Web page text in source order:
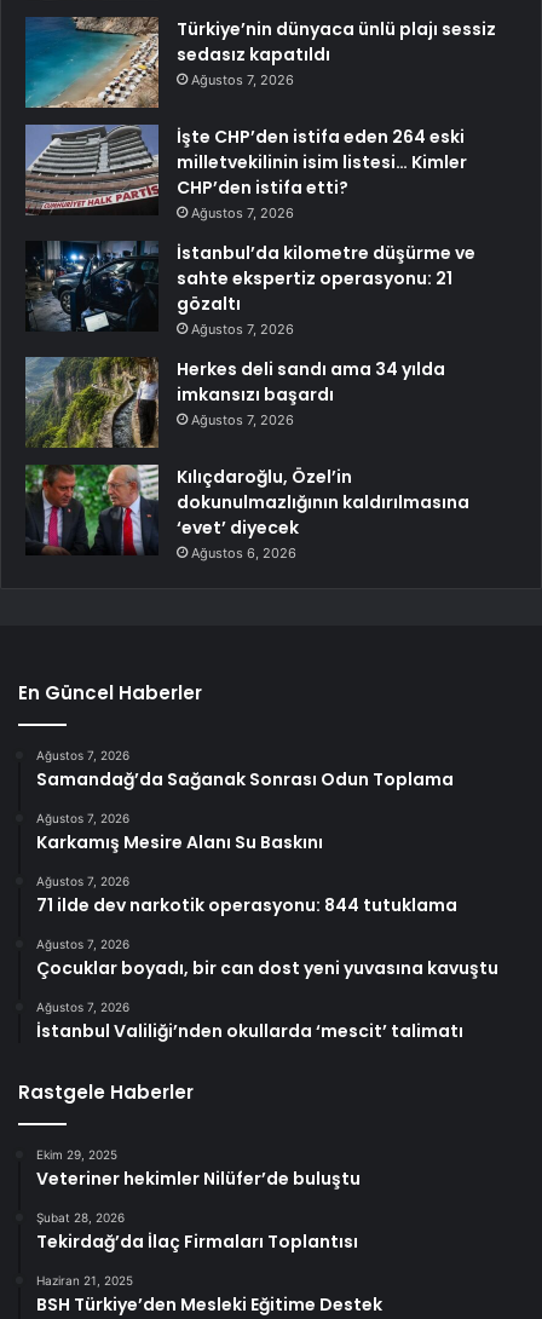
Türkiye’nin dünyaca ünlü plajı sessiz
sedasız kapatıldı
Ağustos 7, 2026
İşte CHP’den istifa eden 264 eski
milletvekilinin isim listesi… Kimler
CHP’den istifa etti?
Ağustos 7, 2026
İstanbul’da kilometre düşürme ve
sahte ekspertiz operasyonu: 21
gözaltı
Ağustos 7, 2026
Herkes deli sandı ama 34 yılda
imkansızı başardı
Ağustos 7, 2026
Kılıçdaroğlu, Özel’in
dokunulmazlığının kaldırılmasına
‘evet’ diyecek
Ağustos 6, 2026
En Güncel Haberler
Ağustos 7, 2026
Samandağ’da Sağanak Sonrası Odun Toplama
Ağustos 7, 2026
Karkamış Mesire Alanı Su Baskını
Ağustos 7, 2026
71 ilde dev narkotik operasyonu: 844 tutuklama
Ağustos 7, 2026
Çocuklar boyadı, bir can dost yeni yuvasına kavuştu
Ağustos 7, 2026
İstanbul Valiliği’nden okullarda ‘mescit’ talimatı
Rastgele Haberler
Ekim 29, 2025
Veteriner hekimler Nilüfer’de buluştu
Şubat 28, 2026
Tekirdağ’da İlaç Firmaları Toplantısı
Haziran 21, 2025
BSH Türkiye’den Mesleki Eğitime Destek